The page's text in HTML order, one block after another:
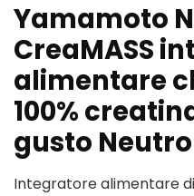
Yamamoto
CreaMASS
alimentare
100%
gusto Neutro
Integratore alimentare